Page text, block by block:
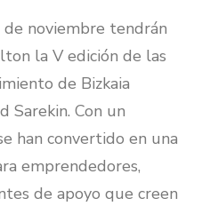
noviembre tendrán
la V edición de las
de Bizkaia
Sarekin. Con un
han convertido en una
emprendedores,
de apoyo que creen